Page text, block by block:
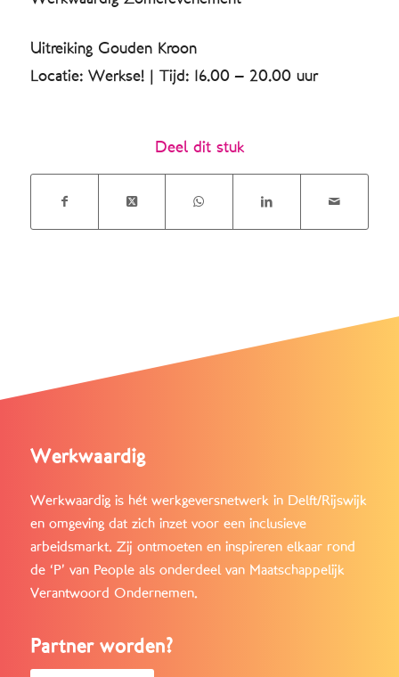
Uitreiking Gouden Kroon
Locatie: Werkse! | Tijd: 16.00 – 20.00 uur
Deel dit stuk
Werkwaardig
Werkwaardig is hét werkgeversnetwerk in Delft/Rijswijk
en omgeving dat zich inzet voor een inclusieve
arbeidsmarkt. Zij ontmoeten en inspireren elkaar rond
de ‘P’ van People als onderdeel van Maatschappelijk
Verantwoord Ondernemen.
Partner worden?